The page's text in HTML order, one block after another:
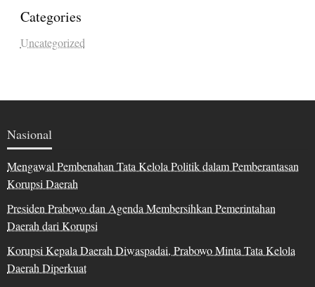
Categories
Uncategorized
Nasional
Mengawal Pembenahan Tata Kelola Politik dalam Pemberantasan
Korupsi Daerah
Presiden Prabowo dan Agenda Membersihkan Pemerintahan
Daerah dari Korupsi
Korupsi Kepala Daerah Diwaspadai, Prabowo Minta Tata Kelola
Daerah Diperkuat